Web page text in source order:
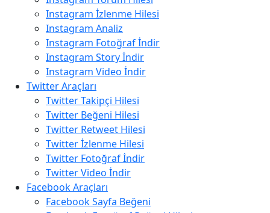
Instagram İzlenme Hilesi
Instagram Analiz
Instagram Fotoğraf İndir
Instagram Story İndir
Instagram Video İndir
Twitter Araçları
Twitter Takipçi Hilesi
Twitter Beğeni Hilesi
Twitter Retweet Hilesi
Twitter İzlenme Hilesi
Twitter Fotoğraf İndir
Twitter Video İndir
Facebook Araçları
Facebook Sayfa Beğeni